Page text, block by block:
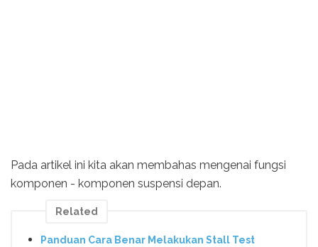
Pada artikel ini kita akan membahas mengenai fungsi
komponen - komponen suspensi depan.
Related
Panduan Cara Benar Melakukan Stall Test